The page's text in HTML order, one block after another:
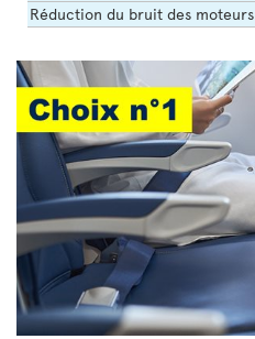
Réduction du bruit des moteurs